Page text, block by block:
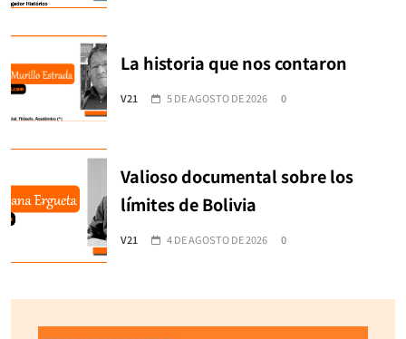
La historia que nos contaron
V21 5 DE AGOSTO DE 2026 0
Valioso documental sobre los
límites de Bolivia
V21 4 DE AGOSTO DE 2026 0